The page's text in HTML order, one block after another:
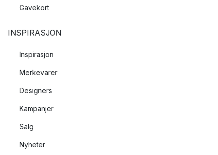
Gavekort
INSPIRASJON
Inspirasjon
Merkevarer
Designers
Kampanjer
Salg
Nyheter